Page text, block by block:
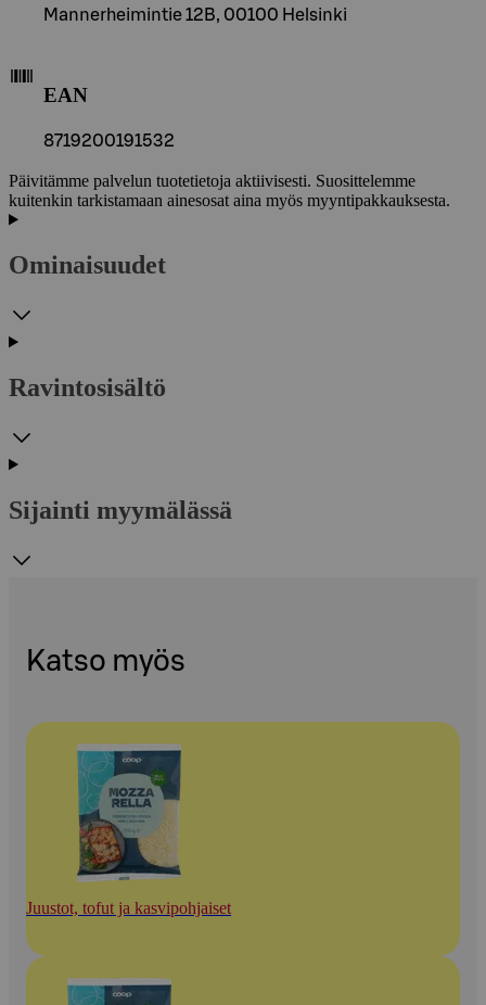
Mannerheimintie 12B, 00100 Helsinki
EAN
8719200191532
Päivitämme palvelun tuotetietoja aktiivisesti. Suosittelemme
kuitenkin tarkistamaan ainesosat aina myös myyntipakkauksesta.
Ominaisuudet
Ravintosisältö
Sijainti myymälässä
Katso myös
Juustot, tofut ja kasvipohjaiset